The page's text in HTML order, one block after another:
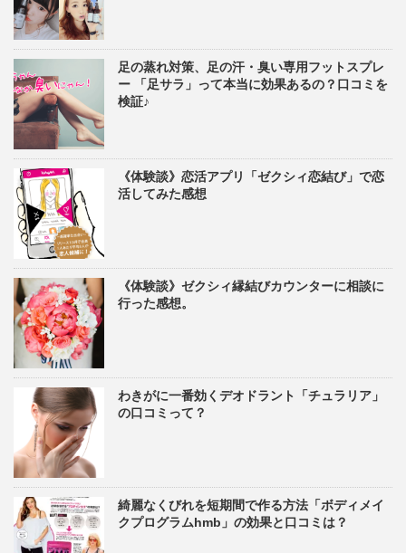
足の蒸れ対策、足の汗・臭い専用フットスプレ
ー 「足サラ」って本当に効果あるの？口コミを
検証♪
《体験談》恋活アプリ「ゼクシィ恋結び」で恋
活してみた感想
《体験談》ゼクシィ縁結びカウンターに相談に
行った感想。
わきがに一番効くデオドラント「チュラリア」
の口コミって？
綺麗なくびれを短期間で作る方法「ボディメイ
クプログラムhmb」の効果と口コミは？